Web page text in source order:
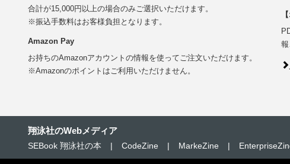
合計が15,000円以上の場合のみご選択いただけます。
※振込手数料はお客様負担となります。
Amazon Pay
お持ちのAmazonアカウントの情報を使ってご注文いただけます。
※Amazonのポイントはご利用いただけません。
報
翔泳社のWebメディア
SEBook 翔泳社の本 | CodeZine | MarkeZine |